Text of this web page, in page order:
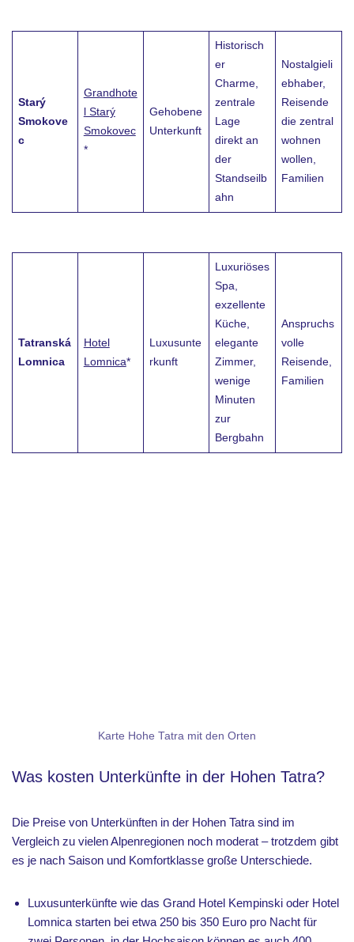
Starý
Smokove
c
Grandhote
l Starý
Smokovec
*
Gehobene
Unterkunft
Historisch
er
Charme,
zentrale
Lage
direkt an
der
Standseilb
ahn
Nostalgieli
ebhaber,
Reisende
die zentral
wohnen
wollen,
Familien
Tatranská
Lomnica
Hotel
Lomnica*
Luxusunte
rkunft
Luxuriöses
Spa,
exzellente
Küche,
elegante
Zimmer,
wenige
Minuten
zur
Bergbahn
Anspruchs
volle
Reisende,
Familien
Karte Hohe Tatra mit den Orten
Was kosten Unterkünfte in der Hohen Tatra?
Die Preise von Unterkünften in der Hohen Tatra sind im
Vergleich zu vielen Alpenregionen noch moderat – trotzdem gibt
es je nach Saison und Komfortklasse große Unterschiede.
Luxusunterkünfte wie das Grand Hotel Kempinski oder Hotel
Lomnica starten bei etwa 250 bis 350 Euro pro Nacht für